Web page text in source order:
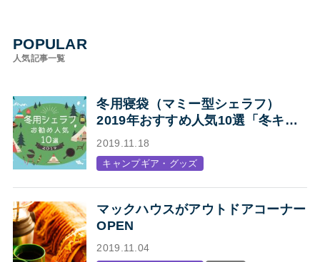
POPULAR
人気記事一覧
冬用寝袋（マミー型シェラフ）
2019年おすすめ人気10選「冬キャ
ンプの寝袋はマミー型シェラフで決
まり！」
2019.11.18
キャンプギア・グッズ
マックハウスがアウトドアコーナー
OPEN
2019.11.04